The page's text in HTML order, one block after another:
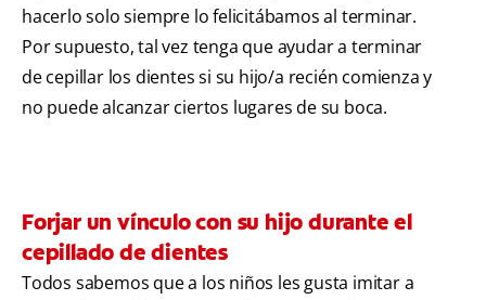
hacerlo solo siempre lo felicitábamos al terminar.
Por supuesto, tal vez tenga que ayudar a terminar
de cepillar los dientes si su hijo/a recién comienza y
no puede alcanzar ciertos lugares de su boca.
Forjar un vínculo con su hijo durante el
cepillado de dientes
Todos sabemos que a los niños les gusta imitar a